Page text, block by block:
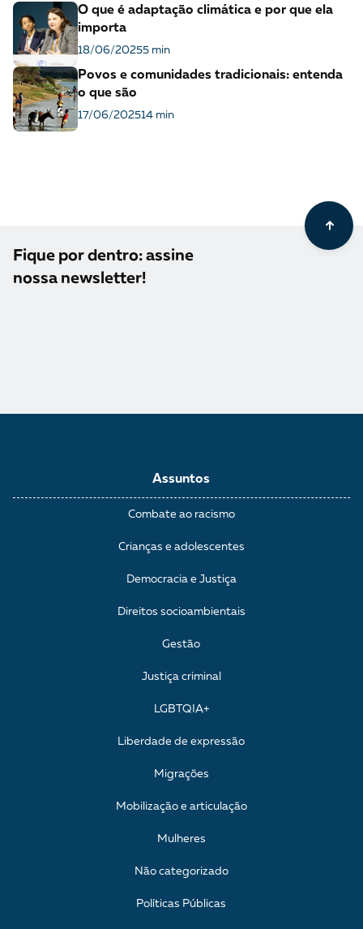
O que é adaptação climática e por que ela
importa
18/06/20255 min
Povos e comunidades tradicionais: entenda
o que são
17/06/202514 min
Fique por dentro: assine
nossa newsletter!
Assuntos
Combate ao racismo
Crianças e adolescentes
Democracia e Justiça
Direitos socioambientais
Gestão
Justiça criminal
LGBTQIA+
Liberdade de expressão
Migrações
Mobilização e articulação
Mulheres
Não categorizado
Políticas Públicas